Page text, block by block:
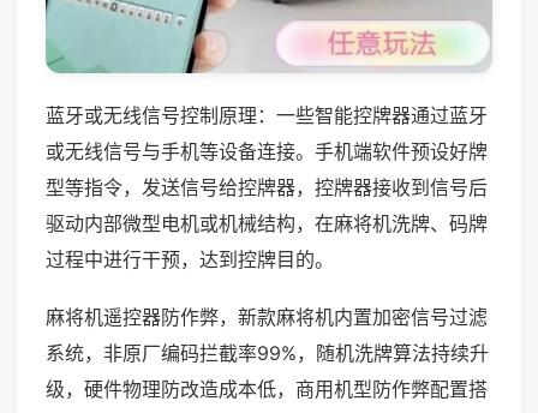
蓝牙或无线信号控制原理：一些智能控牌器通过蓝牙
或无线信号与手机等设备连接。手机端软件预设好牌
型等指令，发送信号给控牌器，控牌器接收到信号后
驱动内部微型电机或机械结构，在麻将机洗牌、码牌
过程中进行干预，达到控牌目的。
麻将机遥控器防作弊，新款麻将机内置加密信号过滤
系统，非原厂编码拦截率99%，随机洗牌算法持续升
级，硬件物理防改造成本低，商用机型防作弊配置搭